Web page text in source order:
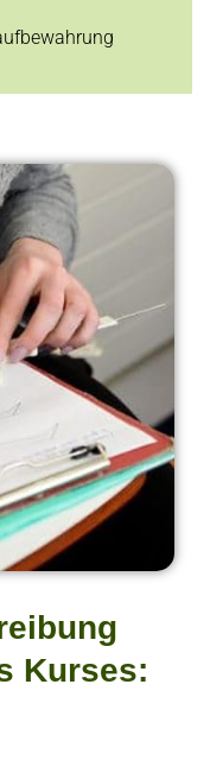
Kurses: